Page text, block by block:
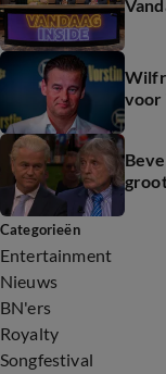
voor
Categorieën
Entertainment
Nieuws
BN'ers
Royalty
Songfestival